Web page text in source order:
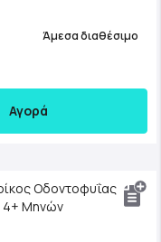
Άμεσα διαθέσιμο
Αγορά